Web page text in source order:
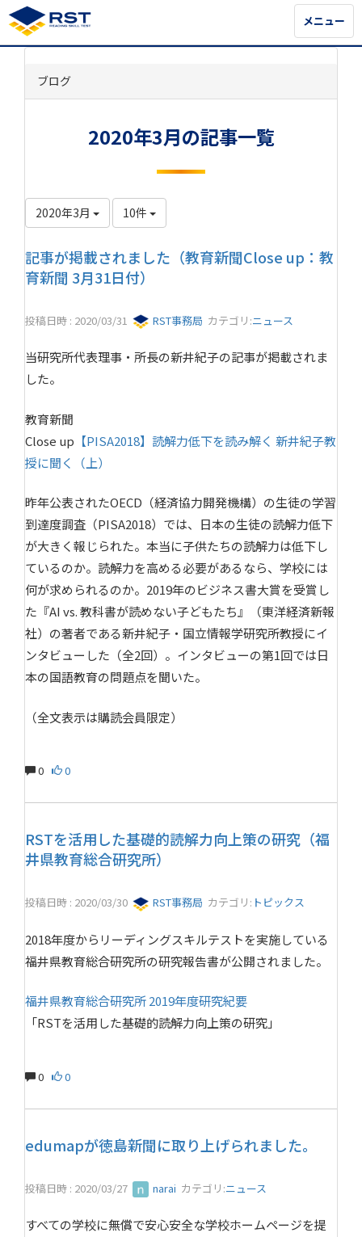
メニュー
メニュー
ブログ
2020年3月の記事一覧
2020年3月 10件
記事が掲載されました（教育新聞Close up：教
育新聞 3月31日付）
投稿日時 : 2020/03/31 RST事務局 カテゴリ:ニュース
当研究所代表理事・所長の新井紀子の記事が掲載されま
した。
教育新聞
Close up 【PISA2018】読解力低下を読み解く 新井紀子教
授に聞く（上）
昨年公表されたOECD（経済協力開発機構）の生徒の学習
到達度調査（PISA2018）では、日本の生徒の読解力低下
が大きく報じられた。本当に子供たちの読解力は低下し
ているのか。読解力を高める必要があるなら、学校には
何が求められるのか。2019年のビジネス書大賞を受賞し
た『AI vs. 教科書が読めない子どもたち』（東洋経済新報
社）の著者である新井紀子・国立情報学研究所教授にイ
ンタビューした（全2回）。インタビューの第1回では日
本の国語教育の問題点を聞いた。
（全文表示は購読会員限定）
0 0
RSTを活用した基礎的読解力向上策の研究（福
井県教育総合研究所）
投稿日時 : 2020/03/30 RST事務局 カテゴリ: トピックス
2018年度からリーディングスキルテストを実施している
福井県教育総合研究所の研究報告書が公開されました。
福井県教育総合研究所 2019年度研究紀要
「RSTを活用した基礎的読解力向上策の研究」
0 0
edumapが徳島新聞に取り上げられました。
投稿日時 : 2020/03/27 narai カテゴリ:ニュース
すべての学校に無償で安心安全な学校ホームページを提